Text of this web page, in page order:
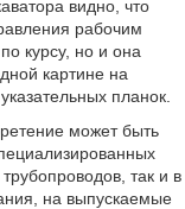
видно, что
рабочим
курсу, но и она
картине на
планок.
может быть
так и в
на выпускаемые